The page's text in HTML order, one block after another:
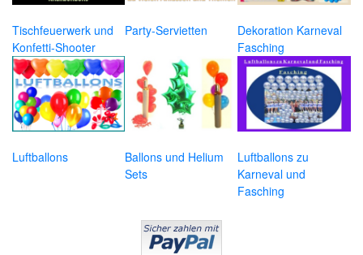
Tischfeuerwerk und
Konfetti-Shooter
Party-Servietten
Dekoration Karneval
Fasching
Luftballons
Ballons und Helium
Sets
Luftballons zu
Karneval und
Fasching